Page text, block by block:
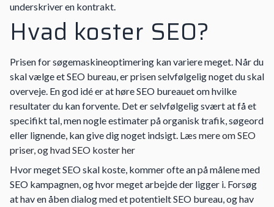
underskriver en kontrakt.
Hvad koster SEO?
Prisen for søgemaskineoptimering kan variere meget. Når du
skal vælge et SEO bureau, er prisen selvfølgelig noget du skal
overveje. En god idé er at høre SEO bureauet om hvilke
resultater du kan forvente. Det er selvfølgelig svært at få et
specifikt tal, men nogle estimater på organisk trafik, søgeord
eller lignende, kan give dig noget indsigt. Læs mere om SEO
priser, og hvad SEO koster her
Hvor meget SEO skal koste, kommer ofte an på målene med
SEO kampagnen, og hvor meget arbejde der ligger i. Forsøg
at hav en åben dialog med et potentielt SEO bureau, og hav